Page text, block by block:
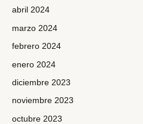
abril 2024
marzo 2024
febrero 2024
enero 2024
diciembre 2023
noviembre 2023
octubre 2023